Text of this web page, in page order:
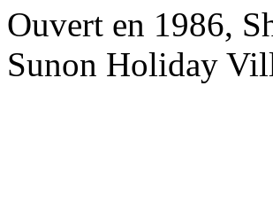
Ouvert en 1986,
Sunon Holiday